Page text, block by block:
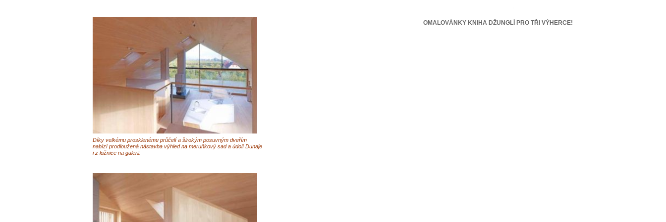
Díky velkému prosklenému průčelí a širokým posuvným dveřím
nabízí prodloužená nástavba výhled na meruňkový sad a údolí Dunaje
i z ložnice na galerii.
OMALOVÁNKY KNIHA DŽUNGLÍ PRO TŘI VÝHERCE!